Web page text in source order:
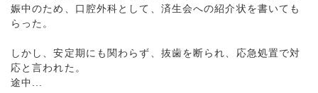
娠中のため、口腔外科として、済生会への紹介状を書いても
らった。
しかし、安定期にも関わらず、抜歯を断られ、応急処置で対
応と言われた。
途中...